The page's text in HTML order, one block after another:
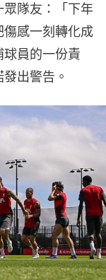
隊友：「下年
感一刻轉化成
員的一份責
出警告。